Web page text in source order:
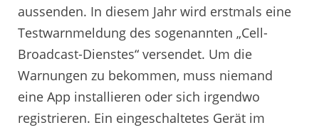
aussenden. In diesem Jahr wird erstmals eine
Testwarnmeldung des sogenannten „Cell-
Broadcast-Dienstes“ versendet. Um die
Warnungen zu bekommen, muss niemand
eine App installieren oder sich irgendwo
registrieren. Ein eingeschaltetes Gerät im